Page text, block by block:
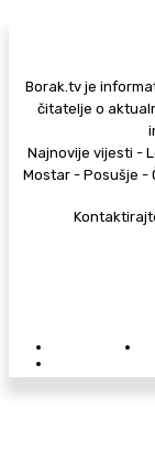
Borak.tv je
čitatelje o
Najnovije vijesti -
Mostar - Posušje -